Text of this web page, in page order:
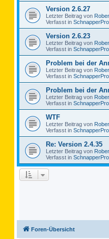
Version 2.6.27
Letzter Beitrag von
Verfasst in SchnapperPro
Version 2.6.23
Letzter Beitrag von
Verfasst in SchnapperPro
Problem bei der
Letzter Beitrag von
Verfasst in SchnapperPro
Problem bei der
Letzter Beitrag von
Verfasst in SchnapperPro
WTF
Letzter Beitrag von
Verfasst in SchnapperPro
Re: Version 2.4.35
Letzter Beitrag von
Verfasst in SchnapperPro
Foren-Übersicht